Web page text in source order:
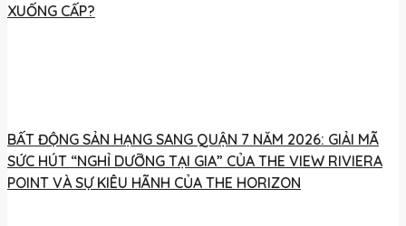
XUỐNG CẤP?
BẤT ĐỘNG SẢN HẠNG SANG QUẬN 7 NĂM 2026: GIẢI MÃ
SỨC HÚT “NGHỈ DƯỠNG TẠI GIA” CỦA THE VIEW RIVIERA
POINT VÀ SỰ KIÊU HÃNH CỦA THE HORIZON